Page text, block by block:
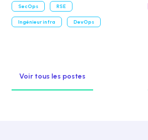
SecOps RSE
Ingénieur infra DevOps
Voir tous les postes